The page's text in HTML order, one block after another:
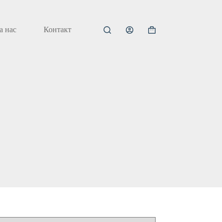
нас Контакт
Кошничка